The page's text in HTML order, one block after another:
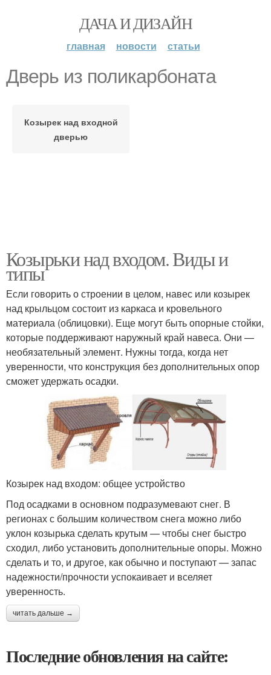
ДАЧА И ДИЗАЙН
главная новости статьи
Дверь из поликарбоната
Козырек над входной
дверью
Козырьки над входом. Виды и
типы
Если говорить о строении в целом, навес или козырек
над крыльцом состоит из каркаса и кровельного
материала (облицовки). Еще могут быть опорные стойки,
которые поддерживают наружный край навеса. Они —
необязательный элемент. Нужны тогда, когда нет
уверенности, что конструкция без дополнительных опор
сможет удержать осадки.
Козырек над входом: общее устройство
Под осадками в основном подразумевают снег. В
регионах с большим количеством снега можно либо
уклон козырька сделать крутым — чтобы снег быстро
сходил, либо установить дополнительные опоры. Можно
сделать и то, и другое, как обычно и поступают — запас
надежности/прочности успокаивает и вселяет
уверенность.
читать дальше →
Последние обновления на сайте: